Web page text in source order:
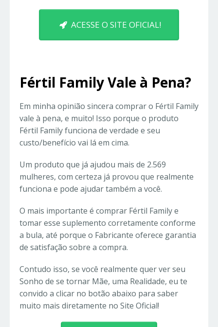
ACESSE O SITE OFICIAL!
Fértil Family Vale à Pena?
Em minha opinião sincera comprar o Fértil Family
vale à pena, e muito! Isso porque o produto
Fértil Family funciona de verdade e seu
custo/benefício vai lá em cima.
Um produto que já ajudou mais de 2.569
mulheres, com certeza já provou que realmente
funciona e pode ajudar também a você.
O mais importante é comprar Fértil Family e
tomar esse suplemento corretamente conforme
a bula, até porque o Fabricante oferece garantia
de satisfação sobre a compra.
Contudo isso, se você realmente quer ver seu
Sonho de se tornar Mãe, uma Realidade, eu te
convido a clicar no botão abaixo para saber
muito mais diretamente no Site Oficial!